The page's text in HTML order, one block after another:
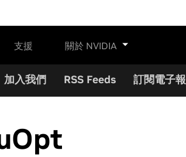
支援 關於 NVIDIA
加入我們 RSS Feeds 訂閱電子報